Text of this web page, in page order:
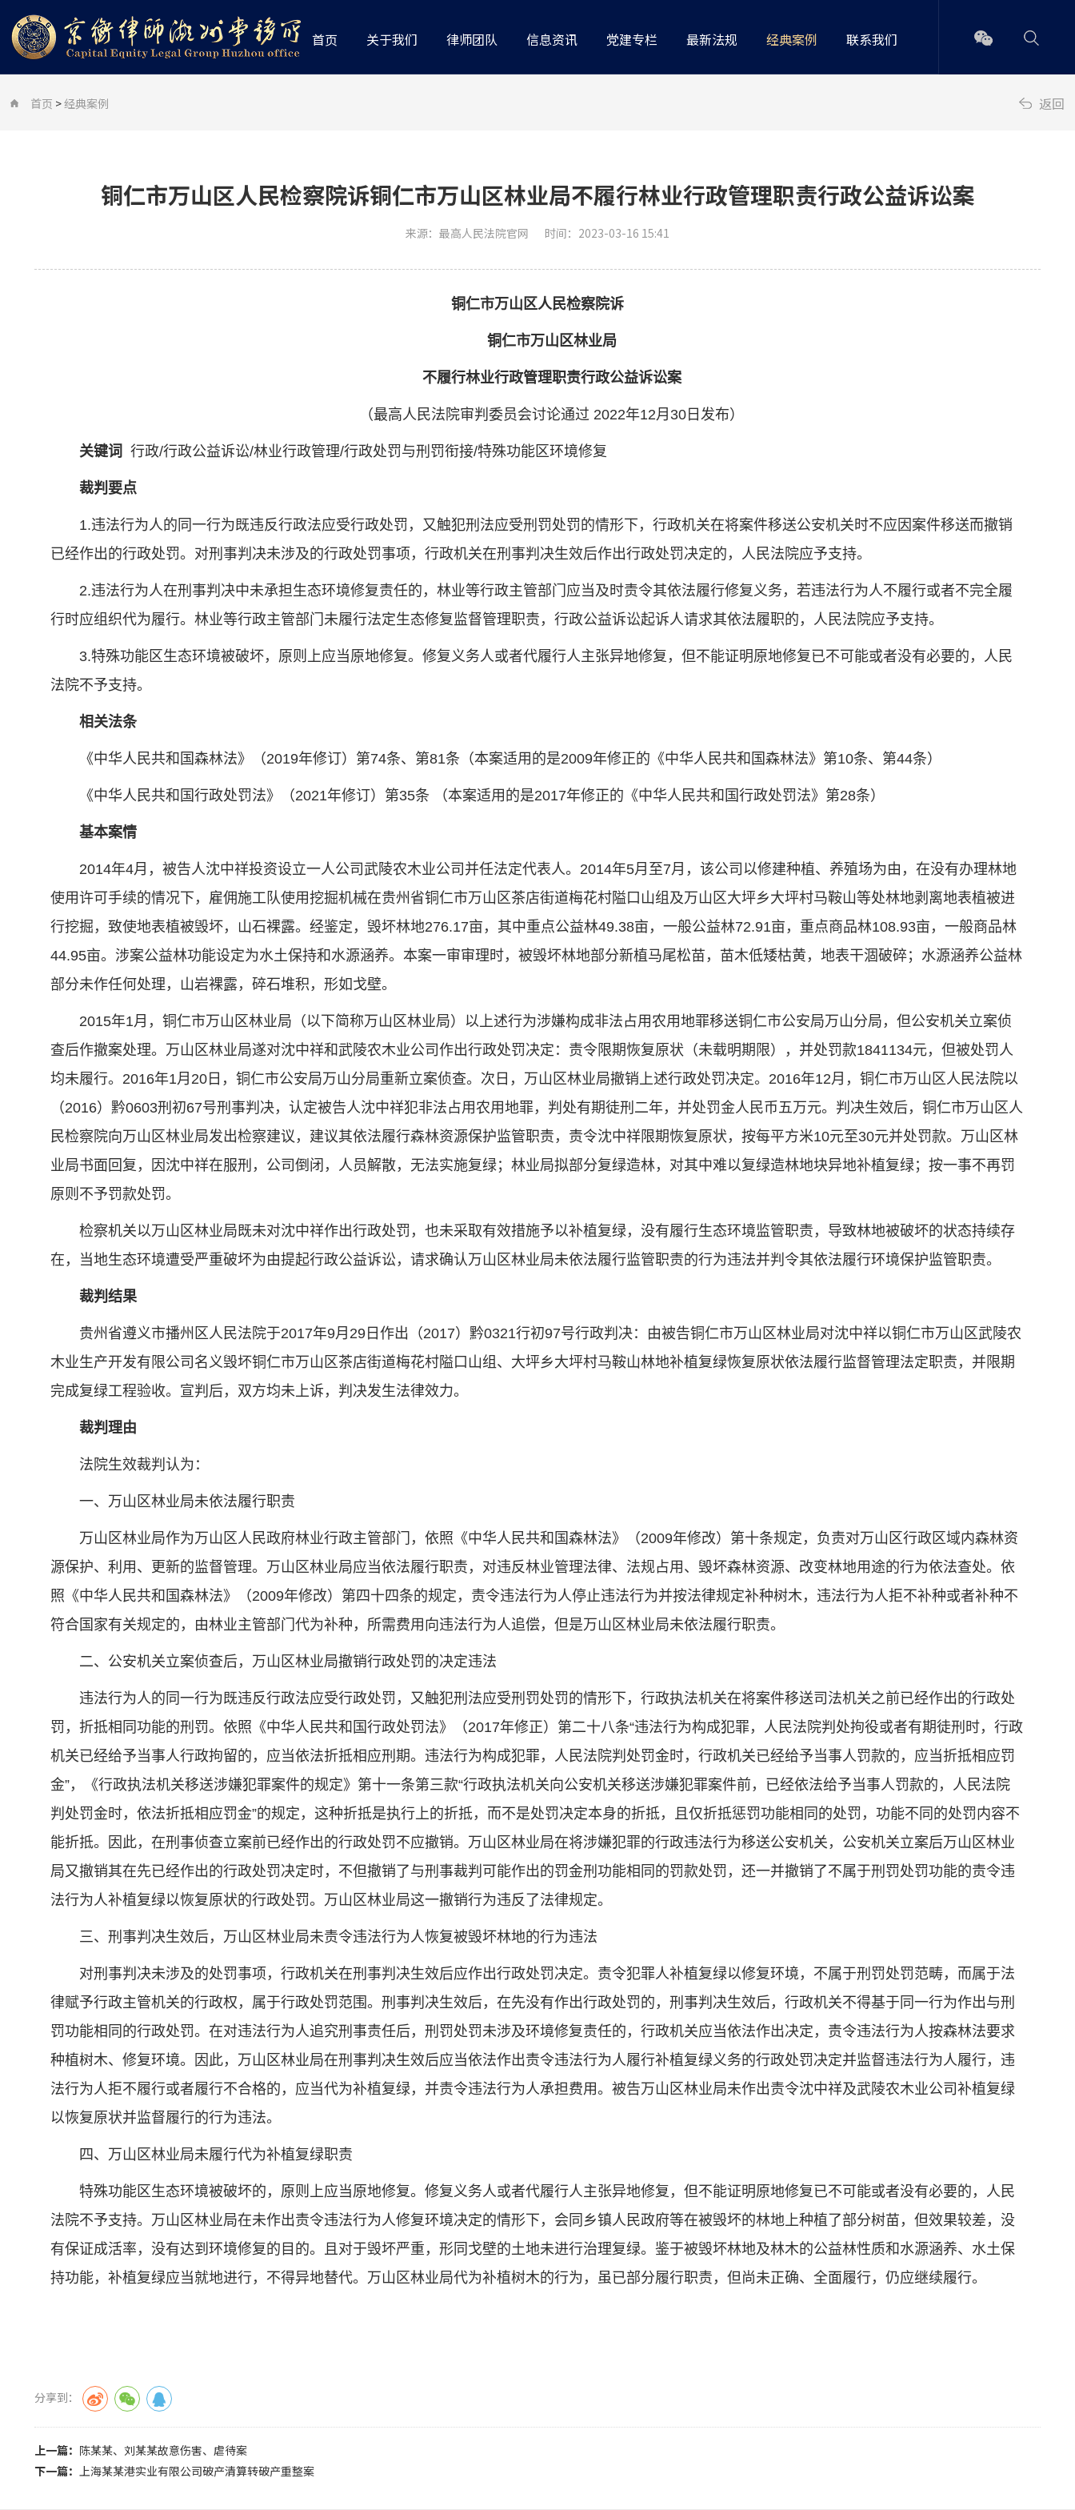
首页 关于我们 律师团队 信息资讯 党建专栏 最新法规 经典案例 联系我们
首页 >经典案例 返回
铜仁市万山区人民检察院诉铜仁市万山区林业局不履行林业行政管理职责行政公益诉讼案
来源：最高人民法院官网 时间：2023-03-16 15:41
铜仁市万山区人民检察院诉
铜仁市万山区林业局
不履行林业行政管理职责行政公益诉讼案
（最高人民法院审判委员会讨论通过 2022年12月30日发布）
关键词 行政/行政公益诉讼/林业行政管理/行政处罚与刑罚衔接/特殊功能区环境修复
裁判要点
1.违法行为人的同一行为既违反行政法应受行政处罚，又触犯刑法应受刑罚处罚的情形下，行政机关在将案件移送公安机关时不应因案件移送而撤销
已经作出的行政处罚。对刑事判决未涉及的行政处罚事项，行政机关在刑事判决生效后作出行政处罚决定的，人民法院应予支持。
2.违法行为人在刑事判决中未承担生态环境修复责任的，林业等行政主管部门应当及时责令其依法履行修复义务，若违法行为人不履行或者不完全履
行时应组织代为履行。林业等行政主管部门未履行法定生态修复监督管理职责，行政公益诉讼起诉人请求其依法履职的，人民法院应予支持。
3.特殊功能区生态环境被破坏，原则上应当原地修复。修复义务人或者代履行人主张异地修复，但不能证明原地修复已不可能或者没有必要的，人民
法院不予支持。
相关法条
《中华人民共和国森林法》（2019年修订）第74条、第81条（本案适用的是2009年修正的《中华人民共和国森林法》第10条、第44条）
《中华人民共和国行政处罚法》（2021年修订）第35条 （本案适用的是2017年修正的《中华人民共和国行政处罚法》第28条）
基本案情
2014年4月，被告人沈中祥投资设立一人公司武陵农木业公司并任法定代表人。2014年5月至7月，该公司以修建种植、养殖场为由，在没有办理林地
使用许可手续的情况下，雇佣施工队使用挖掘机械在贵州省铜仁市万山区茶店街道梅花村隘口山组及万山区大坪乡大坪村马鞍山等处林地剥离地表植被进
行挖掘，致使地表植被毁坏，山石裸露。经鉴定，毁坏林地276.17亩，其中重点公益林49.38亩，一般公益林72.91亩，重点商品林108.93亩，一般商品林
44.95亩。涉案公益林功能设定为水土保持和水源涵养。本案一审审理时，被毁坏林地部分新植马尾松苗，苗木低矮枯黄，地表干涸破碎；水源涵养公益林
部分未作任何处理，山岩裸露，碎石堆积，形如戈壁。
2015年1月，铜仁市万山区林业局（以下简称万山区林业局）以上述行为涉嫌构成非法占用农用地罪移送铜仁市公安局万山分局，但公安机关立案侦
查后作撤案处理。万山区林业局遂对沈中祥和武陵农木业公司作出行政处罚决定：责令限期恢复原状（未载明期限），并处罚款1841134元，但被处罚人
均未履行。2016年1月20日，铜仁市公安局万山分局重新立案侦查。次日，万山区林业局撤销上述行政处罚决定。2016年12月，铜仁市万山区人民法院以
（2016）黔0603刑初67号刑事判决，认定被告人沈中祥犯非法占用农用地罪，判处有期徒刑二年，并处罚金人民币五万元。判决生效后，铜仁市万山区人
民检察院向万山区林业局发出检察建议，建议其依法履行森林资源保护监管职责，责令沈中祥限期恢复原状，按每平方米10元至30元并处罚款。万山区林
业局书面回复，因沈中祥在服刑，公司倒闭，人员解散，无法实施复绿；林业局拟部分复绿造林，对其中难以复绿造林地块异地补植复绿；按一事不再罚
原则不予罚款处罚。
检察机关以万山区林业局既未对沈中祥作出行政处罚，也未采取有效措施予以补植复绿，没有履行生态环境监管职责，导致林地被破坏的状态持续存
在，当地生态环境遭受严重破坏为由提起行政公益诉讼，请求确认万山区林业局未依法履行监管职责的行为违法并判令其依法履行环境保护监管职责。
裁判结果
贵州省遵义市播州区人民法院于2017年9月29日作出（2017）黔0321行初97号行政判决：由被告铜仁市万山区林业局对沈中祥以铜仁市万山区武陵农
木业生产开发有限公司名义毁坏铜仁市万山区茶店街道梅花村隘口山组、大坪乡大坪村马鞍山林地补植复绿恢复原状依法履行监督管理法定职责，并限期
完成复绿工程验收。宣判后，双方均未上诉，判决发生法律效力。
裁判理由
法院生效裁判认为：
一、万山区林业局未依法履行职责
万山区林业局作为万山区人民政府林业行政主管部门，依照《中华人民共和国森林法》（2009年修改）第十条规定，负责对万山区行政区域内森林资
源保护、利用、更新的监督管理。万山区林业局应当依法履行职责，对违反林业管理法律、法规占用、毁坏森林资源、改变林地用途的行为依法查处。依
照《中华人民共和国森林法》（2009年修改）第四十四条的规定，责令违法行为人停止违法行为并按法律规定补种树木，违法行为人拒不补种或者补种不
符合国家有关规定的，由林业主管部门代为补种，所需费用向违法行为人追偿，但是万山区林业局未依法履行职责。
二、公安机关立案侦查后，万山区林业局撤销行政处罚的决定违法
违法行为人的同一行为既违反行政法应受行政处罚，又触犯刑法应受刑罚处罚的情形下，行政执法机关在将案件移送司法机关之前已经作出的行政处
罚，折抵相同功能的刑罚。依照《中华人民共和国行政处罚法》（2017年修正）第二十八条“违法行为构成犯罪，人民法院判处拘役或者有期徒刑时，行政
机关已经给予当事人行政拘留的，应当依法折抵相应刑期。违法行为构成犯罪，人民法院判处罚金时，行政机关已经给予当事人罚款的，应当折抵相应罚
金”，《行政执法机关移送涉嫌犯罪案件的规定》第十一条第三款“行政执法机关向公安机关移送涉嫌犯罪案件前，已经依法给予当事人罚款的，人民法院
判处罚金时，依法折抵相应罚金”的规定，这种折抵是执行上的折抵，而不是处罚决定本身的折抵，且仅折抵惩罚功能相同的处罚，功能不同的处罚内容不
能折抵。因此，在刑事侦查立案前已经作出的行政处罚不应撤销。万山区林业局在将涉嫌犯罪的行政违法行为移送公安机关，公安机关立案后万山区林业
局又撤销其在先已经作出的行政处罚决定时，不但撤销了与刑事裁判可能作出的罚金刑功能相同的罚款处罚，还一并撤销了不属于刑罚处罚功能的责令违
法行为人补植复绿以恢复原状的行政处罚。万山区林业局这一撤销行为违反了法律规定。
三、刑事判决生效后，万山区林业局未责令违法行为人恢复被毁坏林地的行为违法
对刑事判决未涉及的处罚事项，行政机关在刑事判决生效后应作出行政处罚决定。责令犯罪人补植复绿以修复环境，不属于刑罚处罚范畴，而属于法
律赋予行政主管机关的行政权，属于行政处罚范围。刑事判决生效后，在先没有作出行政处罚的，刑事判决生效后，行政机关不得基于同一行为作出与刑
罚功能相同的行政处罚。在对违法行为人追究刑事责任后，刑罚处罚未涉及环境修复责任的，行政机关应当依法作出决定，责令违法行为人按森林法要求
种植树木、修复环境。因此，万山区林业局在刑事判决生效后应当依法作出责令违法行为人履行补植复绿义务的行政处罚决定并监督违法行为人履行，违
法行为人拒不履行或者履行不合格的，应当代为补植复绿，并责令违法行为人承担费用。被告万山区林业局未作出责令沈中祥及武陵农木业公司补植复绿
以恢复原状并监督履行的行为违法。
四、万山区林业局未履行代为补植复绿职责
特殊功能区生态环境被破坏的，原则上应当原地修复。修复义务人或者代履行人主张异地修复，但不能证明原地修复已不可能或者没有必要的，人民
法院不予支持。万山区林业局在未作出责令违法行为人修复环境决定的情形下，会同乡镇人民政府等在被毁坏的林地上种植了部分树苗，但效果较差，没
有保证成活率，没有达到环境修复的目的。且对于毁坏严重，形同戈壁的土地未进行治理复绿。鉴于被毁坏林地及林木的公益林性质和水源涵养、水土保
持功能，补植复绿应当就地进行，不得异地替代。万山区林业局代为补植树木的行为，虽已部分履行职责，但尚未正确、全面履行，仍应继续履行。
分享到：
上一篇： 陈某某、刘某某故意伤害、虐待案
下一篇：上海某某港实业有限公司破产清算转破产重整案